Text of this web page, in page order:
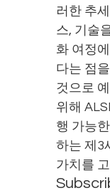
러한 추
스, 기술
화 여정
다는 점
것으로
위해
행 가능
하는 제3
가치를